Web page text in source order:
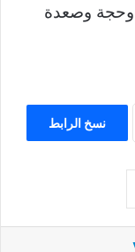
وحجة وصعدة
نسخ الرابط